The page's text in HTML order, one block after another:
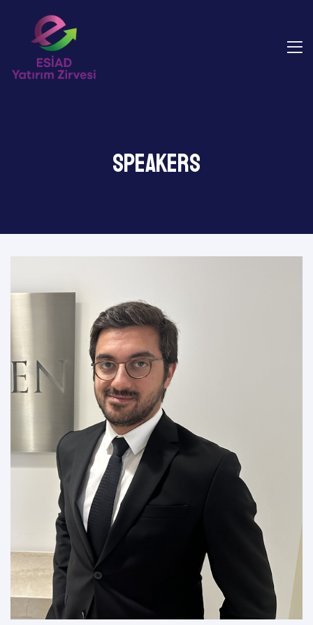
Speakers